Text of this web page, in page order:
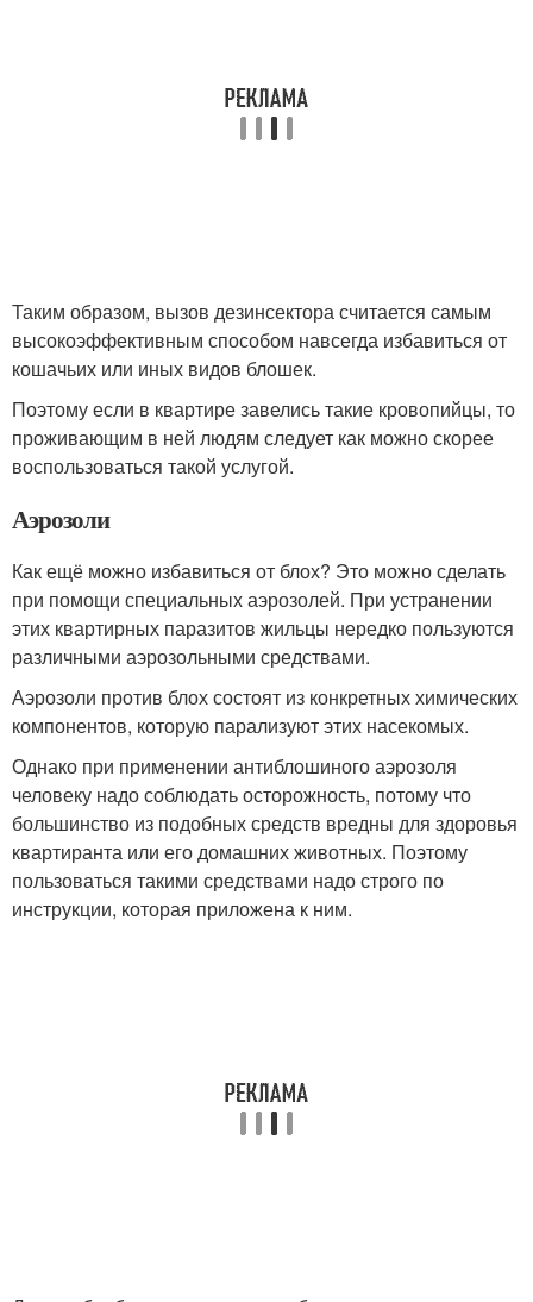
Таким образом, вызов дезинсектора считается самым
высокоэффективным способом навсегда избавиться от
кошачьих или иных видов блошек.
Поэтому если в квартире завелись такие кровопийцы, то
проживающим в ней людям следует как можно скорее
воспользоваться такой услугой.
Аэрозоли
Как ещё можно избавиться от блох? Это можно сделать
при помощи специальных аэрозолей. При устранении
этих квартирных паразитов жильцы нередко пользуются
различными аэрозольными средствами.
Аэрозоли против блох состоят из конкретных химических
компонентов, которую парализуют этих насекомых.
Однако при применении антиблошиного аэрозоля
человеку надо соблюдать осторожность, потому что
большинство из подобных средств вредны для здоровья
квартиранта или его домашних животных. Поэтому
пользоваться такими средствами надо строго по
инструкции, которая приложена к ним.